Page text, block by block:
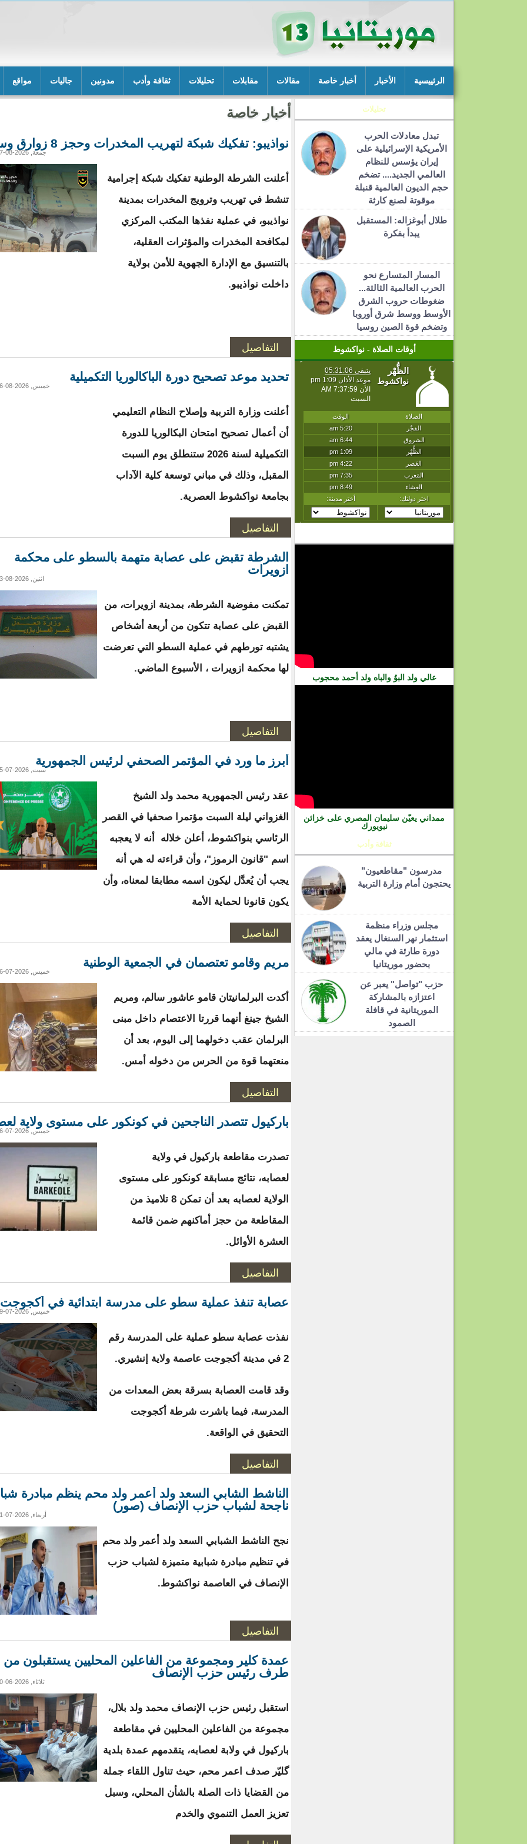
الرئييسية الأخبار أخبار خاصة مقالات مقابلات تحليلات ثقافة وأدب مدونين جاليات مواقع
تحليلات
تبدل معادلات الحرب
الأمريكية الإسرائيلية على
إيران يؤسس للنظام
العالمي الجديد.... تضخم
حجم الديون العالمية قنبلة
موقوتة لصنع كارثة
طلال أبوغزاله: المستقبل
يبدأ بفكرة
المسار المتسارع نحو
الحرب العالمية الثالثة...
ضغوطات حروب الشرق
الأوسط ووسط شرق أوروبا
وتضخم قوة الصين روسيا
أوقات الصلاة - نواكشوط
عالي ولد البوُ والباه ولد أحمد محجوب
ممداني يعيّن سليمان المصري على خزائن
نيويورك
ثقافة وأدب
مدرسون "مقاطعيون"
يحتجون أمام وزارة التربية
مجلس وزراء منظمة
استثمار نهر السنغال يعقد
دورة طارئة في مالي
بحضور موريتانيا
حزب "تواصل" يعبر عن
اعتزازه بالمشاركة
الموريتانية في قافلة
الصمود
أخبار خاصة
نواذيبو: تفكيك شبكة لتهريب المخدرات وحجز 8 زوارق وسيارة
جمعة, 2026-08-07 21:18
أعلنت الشرطة الوطنية تفكيك شبكة إجرامية
تنشط في تهريب وترويج المخدرات بمدينة
نواذيبو، في عملية نفذها المكتب المركزي
لمكافحة المخدرات والمؤثرات العقلية،
بالتنسيق مع الإدارة الجهوية للأمن بولاية
داخلت نواذيبو.
التفاصيل
تحديد موعد تصحيح دورة الباكالوريا التكميلية
خميس, 2026-08-06 16:32
أعلنت وزارة التربية وإصلاح النظام التعليمي
أن أعمال تصحيح امتحان البكالوريا للدورة
التكميلية لسنة 2026 ستنطلق يوم السبت
المقبل، وذلك في مباني توسعة كلية الآداب
بجامعة نواكشوط العصرية.
التفاصيل
الشرطة تقبض على عصابة متهمة بالسطو على محكمة
ازويرات
اثنين, 2026-08-03 17:03
تمكنت مفوضية الشرطة، بمدينة ازويرات، من
القبض على عصابة تتكون من أربعة أشخاص
يشتبه تورطهم في عملية السطو التي تعرضت
لها محكمة ازويرات ، الأسبوع الماضي.
التفاصيل
أبرز ما ورد في المؤتمر الصحفي لرئيس الجمهورية
سبت, 2026-07-25 02:37
عقد رئيس الجمهورية محمد ولد الشيخ
الغزواني ليلة السبت مؤتمرا صحفيا في القصر
الرئاسي بنواكشوط، أعلن خلاله أنه لا يعجبه
اسم "قانون الرموز"، وأن قراءته له هي أنه
يجب أن يُعدَّل ليكون اسمه مطابقا لمعناه، وأن
يكون قانونا لحماية الأمة
التفاصيل
مريم وقامو تعتصمان في الجمعية الوطنية
خميس, 2026-07-16 19:47
أكدت البرلمانيتان قامو عاشور سالم، ومريم
الشيخ جينغ أنهما قررتا الاعتصام داخل مبنى
البرلمان عقب دخولهما إلى اليوم، بعد أن
منعتهما قوة من الحرس من دخوله أمس.
التفاصيل
باركيول تتصدر الناجحين في كونكور على مستوى ولاية
خميس, 2026-07-16 19:43
تصدرت مقاطعة باركيول في ولاية
لعصابه، نتائج مسابقة كونكور على مستوى
الولاية لعصابه بعد أن تمكن 8 تلاميذ من
المقاطعة من حجز أماكنهم ضمن قائمة
العشرة الأوائل.
التفاصيل
عصابة تنفذ عملية سطو على مدرسة ابتدائية في أكجوجت
خميس, 2026-07-09 17:02
نفذت عصابة سطو عملية على المدرسة رقم
2 في مدينة أكجوجت عاصمة ولاية إنشيري.
وقد قامت العصابة بسرقة بعض المعدات من
المدرسة، فيما باشرت شرطة أكجوجت
التحقيق في الواقعة.
التفاصيل
الناشط الشابي السعد ولد أعمر ولد محم ينظم مبادرة
ناجحة لشباب حزب الإنصاف (صور)
أربعاء, 2026-07-01 16:09
نجح الناشط الشبابي السعد ولد أعمر ولد محم
في تنظيم مبادرة شبابية متميزة لشباب حزب
الإنصاف في العاصمة نواكشوط.
التفاصيل
عمدة كلير ومجموعة من الفاعلين المحليين يستقبلون من
طرف رئيس حزب الإنصاف
ثلاثاء, 2026-06-30 19:40
استقبل رئيس حزب الإنصاف محمد ولد بلال،
مجموعة من الفاعلين المحليين في مقاطعة
باركيول في ولابة لعصابه، يتقدمهم عمدة بلدية
گليّر صدف اعمر محم، حيث تناول اللقاء جملة
من القضايا ذات الصلة بالشأن المحلي، وسبل
تعزيز العمل التنموي والخدم